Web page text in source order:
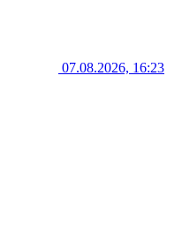
07.08.2026, 16:23